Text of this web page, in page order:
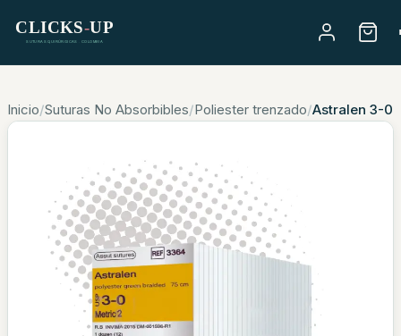
Skip to main content
Inicio/Suturas No Absorbibles/Poliester trenzado/